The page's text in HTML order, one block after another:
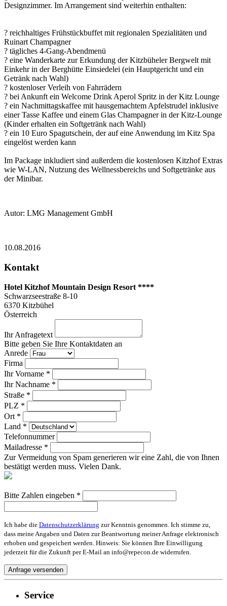
Designzimmer. Im Arrangement sind weiterhin enthalten:
? reichhaltiges Frühstückbuffet mit regionalen Spezialitäten und
Ruinart Champagner
? tägliches 4-Gang-Abendmenü
? eine Wanderkarte zur Erkundung der Kitzbüheler Bergwelt mit
Einkehr in der Berghütte Einsiedelei (ein Hauptgericht und ein
Getränk nach Wahl)
? kostenloser Verleih von Fahrrädern
? bei Ankunft ein Welcome Drink Aperol Spritz in der Kitz Lounge
? ein Nachmittagskaffee mit hausgemachtem Apfelstrudel inklusive
einer Tasse Kaffee und einem Glas Champagner in der Kitz-Lounge
(Kinder erhalten ein Softgetränk nach Wahl)
? ein 10 Euro Spagutschein, der auf eine Anwendung im Kitz Spa
eingelöst werden kann
Im Package inkludiert sind außerdem die kostenlosen Kitzhof Extras
wie W-LAN, Nutzung des Wellnessbereichs und Softgetränke aus
der Minibar.
Autor: LMG Management GmbH
10.08.2016
Kontakt
Hotel Kitzhof Mountain Design Resort ****
Schwarzseestraße 8-10
6370 Kitzbühel
Österreich
Ihr Anfragetext
Bitte geben Sie Ihre Kontaktdaten an
Anrede
Firma
Ihr Vorname *
Ihr Nachname *
Straße *
PLZ *
Ort *
Land *
Telefonnummer
Mailadresse *
Zur Vermeidung von Spam generieren wir eine Zahl, die von Ihnen
bestätigt werden muss. Vielen Dank.
Bitte Zahlen eingeben *
Ich habe die Datenschutzerklärung zur Kenntnis genommen. Ich stimme zu,
dass meine Angaben und Daten zur Beantwortung meiner Anfrage elektronisch
erhoben und gespeichert werden. Hinweis: Sie können Ihre Einwilligung
jederzeit für die Zukunft per E-Mail an info@repecon.de widerrufen.
Service